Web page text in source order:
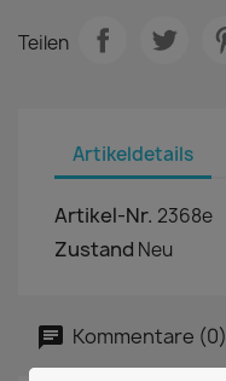
Teilen
Artikeldetails
Artikel-Nr. 2368e
Zustand Neu
Kommentare (0)